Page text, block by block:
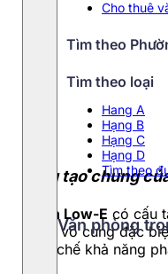
Cho thuê
Tìm theo
Tìm theo loại
Hang A
Hạng B
Hạng C
Hạng D
Tìm theo
Văn phòng
Cấu tạo chung
Kính Low-E có cấu
chất vô cùng đặc
hạn chế khả năng